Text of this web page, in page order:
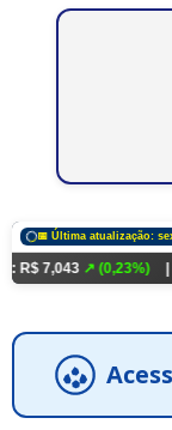
📅 Última atualização:
↗ (0,23%) | 🪙